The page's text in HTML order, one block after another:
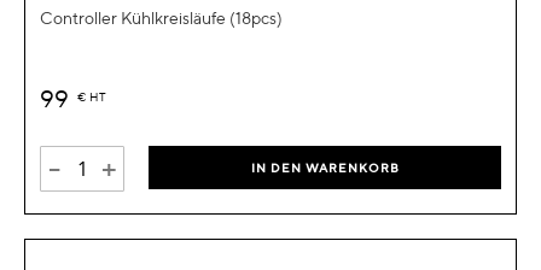
Controller Kühlkreisläufe (18pcs)
99 € HT
- + IN DEN WARENKORB